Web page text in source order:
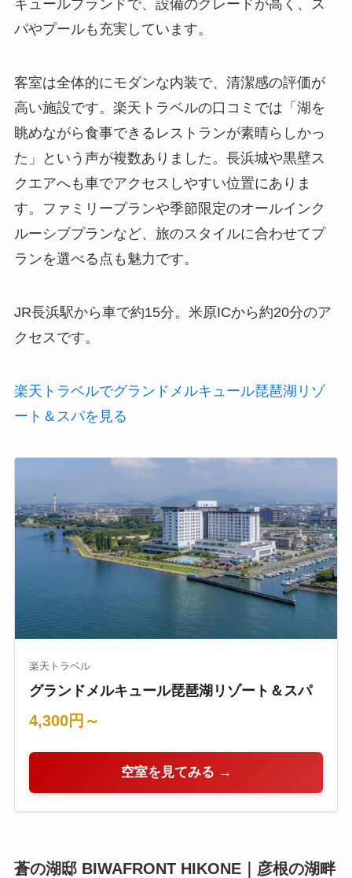
キュールブランドで、設備のグレードが高く、ス
パやプールも充実しています。
客室は全体的にモダンな内装で、清潔感の評価が
高い施設です。楽天トラベルの口コミでは「湖を
眺めながら食事できるレストランが素晴らしかっ
た」という声が複数ありました。長浜城や黒壁ス
クエアへも車でアクセスしやすい位置にありま
す。ファミリープランや季節限定のオールインク
ルーシブプランなど、旅のスタイルに合わせてプ
ランを選べる点も魅力です。
JR長浜駅から車で約15分。米原ICから約20分のア
クセスです。
楽天トラベルでグランドメルキュール琵琶湖リゾ
ート＆スパを見る
楽天トラベル
グランドメルキュール琵琶湖リゾート＆スパ
4,300円～
空室を見てみる →
蒼の湖邸 BIWAFRONT HIKONE｜彦根の湖畔